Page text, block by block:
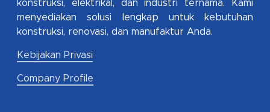
konstruksi, elektrikal, dan industri ternama. Kami
menyediakan solusi lengkap untuk kebutuhan
konstruksi, renovasi, dan manufaktur Anda.
Kebijakan Privasi
Company Profile